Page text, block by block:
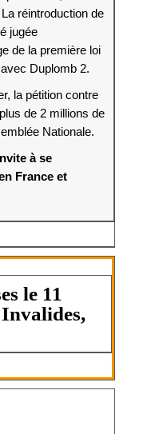
réintroduction de
jugée
de la première loi
Duplomb 2.
la pétition contre
de 2 millions de
Nationale.
à se
France et
le 11